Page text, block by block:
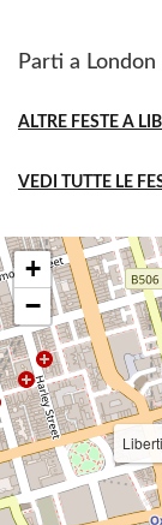
Parti a London
ALTRE FESTE A
VEDI TUTTE LE